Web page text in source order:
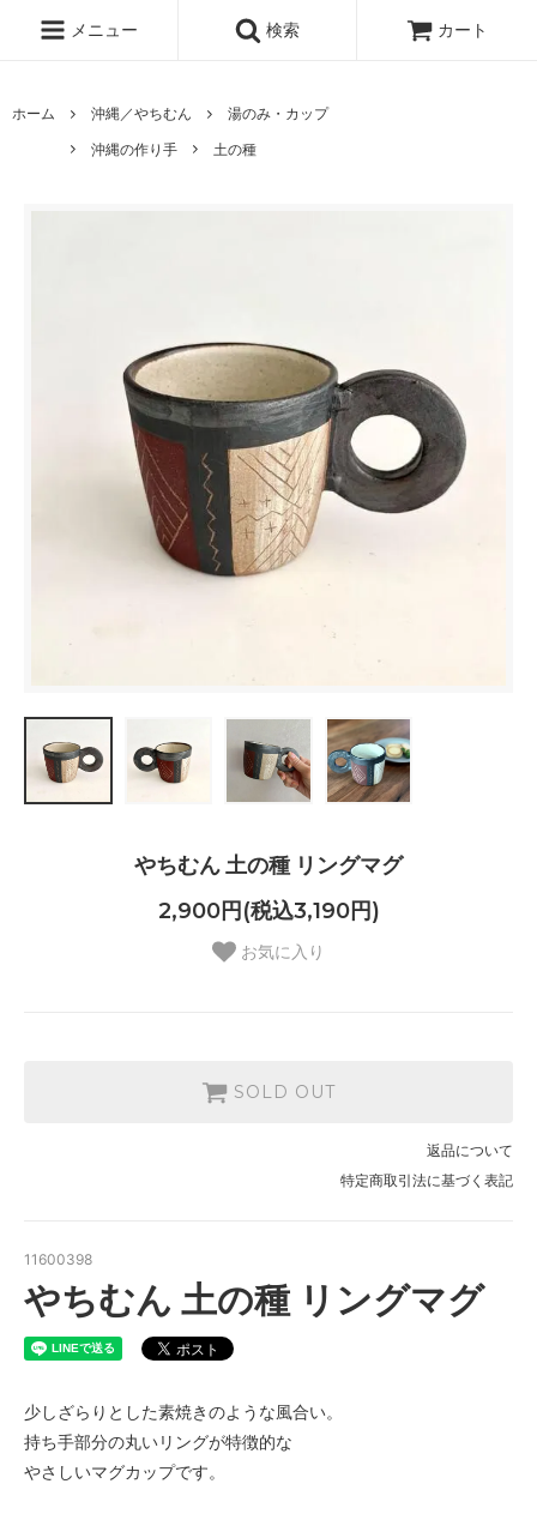
メニュー 検索 カート
ホーム 沖縄／やちむん
湯のみ・カップ
沖縄の作り手
土の種
やちむん 土の種 リングマグ
2,900円(税込3,190円)
お気に入り
SOLD OUT
返品について
特定商取引法に基づく表記
11600398
やちむん 土の種 リングマグ
少しざらりとした素焼きのような風合い。
持ち手部分の丸いリングが特徴的な
やさしいマグカップです。